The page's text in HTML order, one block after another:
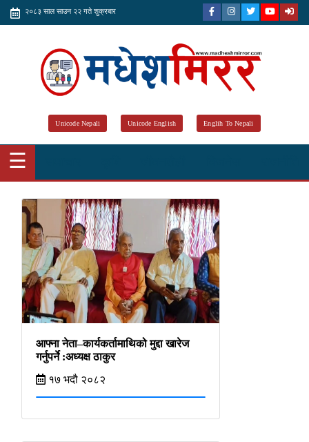
२०८३ साल साउन २२ गते शुक्रबार
Unicode Nepali Unicode English Englih To Nepali
☰
आफ्ना नेता–कार्यकर्तामाथिको मुद्दा खारेज
गर्नुपर्ने :अध्यक्ष ठाकुर
१७ भदौ २०८२